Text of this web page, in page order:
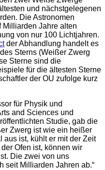
und nächstgelegenen
Die Astronomen
Jahre alten
von nur 100 Lichtjahren.
der Abhandlung handelt es
Sterns (Weißer Zwerg
Sterne sind die
für die ältesten Sterne
der OU zufolge kurz
für Physik und
and Sciences und
Studie, gab die
Zwerg ist wie ein heißer
aus ist, kühlt er mit der Zeit
Ofen ist, können wir
Die zwei von uns
seit Milliarden Jahren ab.“